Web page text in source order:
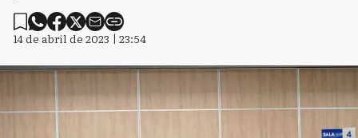
14 de abril de 2023 | 23:54